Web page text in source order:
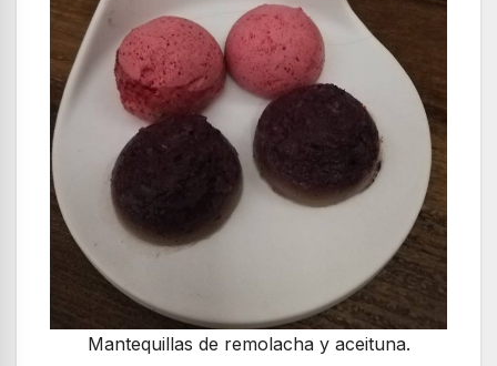
Mantequillas de remolacha y aceituna.